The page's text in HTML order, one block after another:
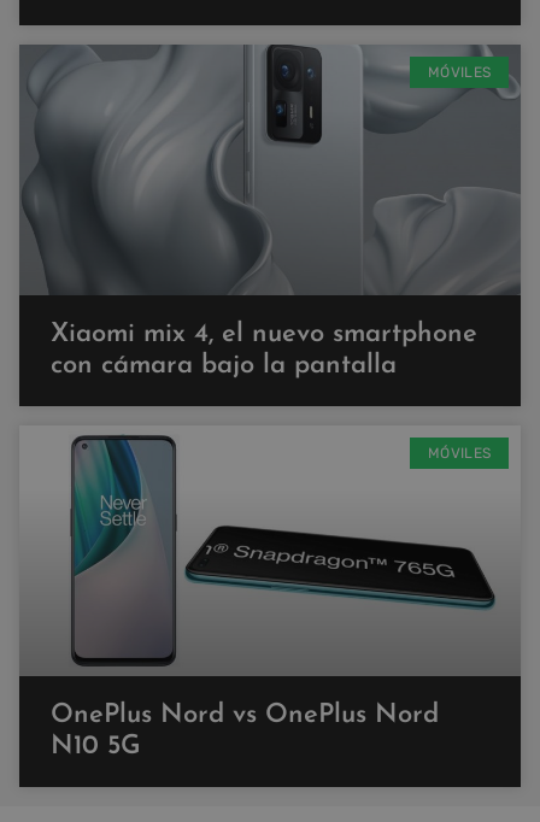
MÓVILES
Xiaomi mix 4, el nuevo smartphone
con cámara bajo la pantalla
MÓVILES
OnePlus Nord vs OnePlus Nord
N10 5G